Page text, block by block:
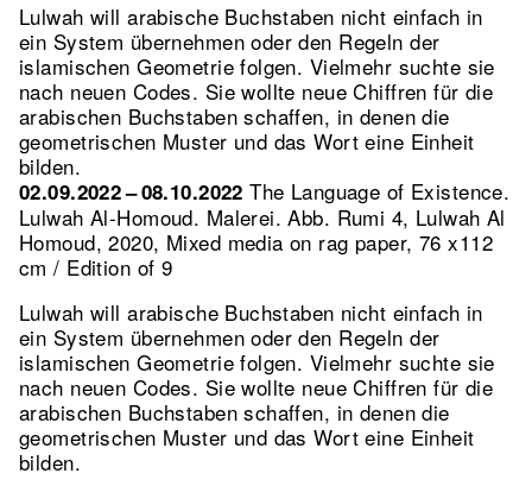
Lulwah will arabische Buchstaben nicht einfach in
ein System übernehmen oder den Regeln der
islamischen Geometrie folgen. Vielmehr suchte sie
nach neuen Codes. Sie wollte neue Chiffren für die
arabischen Buchstaben schaffen, in denen die
geometrischen Muster und das Wort eine Einheit
bilden.
02.09.2022 – 08.10.2022The Language of Existence.
Lulwah Al-Homoud. Malerei.Abb. Rumi 4, Lulwah Al
Homoud, 2020, Mixed media on rag paper, 76 x112
cm / Edition of 9
Lulwah will arabische Buchstaben nicht einfach in
ein System übernehmen oder den Regeln der
islamischen Geometrie folgen. Vielmehr suchte sie
nach neuen Codes. Sie wollte neue Chiffren für die
arabischen Buchstaben schaffen, in denen die
geometrischen Muster und das Wort eine Einheit
bilden.